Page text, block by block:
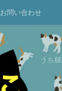
お問い合わせ
うち